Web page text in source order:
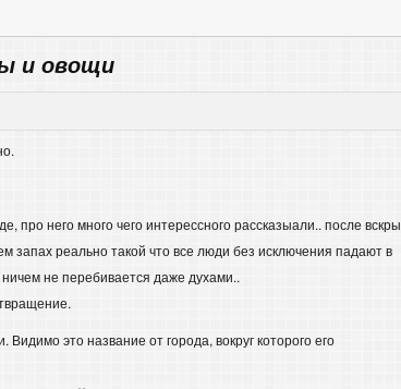
и овощи
про него много чего интерессного рассказыали.. после
запах реально такой что все люди без исключения падают в
не перебивается даже духами..
это название от города, вокруг которого его